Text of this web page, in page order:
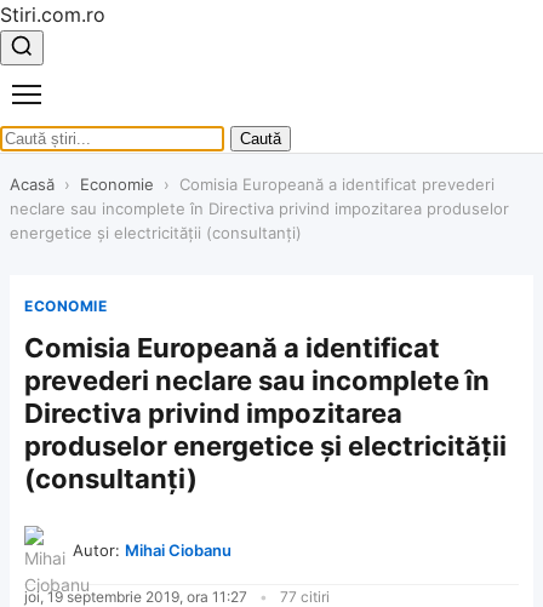
Stiri.com.ro
Caută
Acasă › Economie ›
Comisia Europeană a identificat prevederi
neclare sau incomplete în Directiva privind impozitarea produselor
energetice şi electricităţii (consultanţi)
ECONOMIE
Comisia Europeană a identificat
prevederi neclare sau incomplete în
Directiva privind impozitarea
produselor energetice şi electricităţii
(consultanţi)
Autor: Mihai Ciobanu
joi, 19 septembrie 2019, ora 11:27 77 citiri